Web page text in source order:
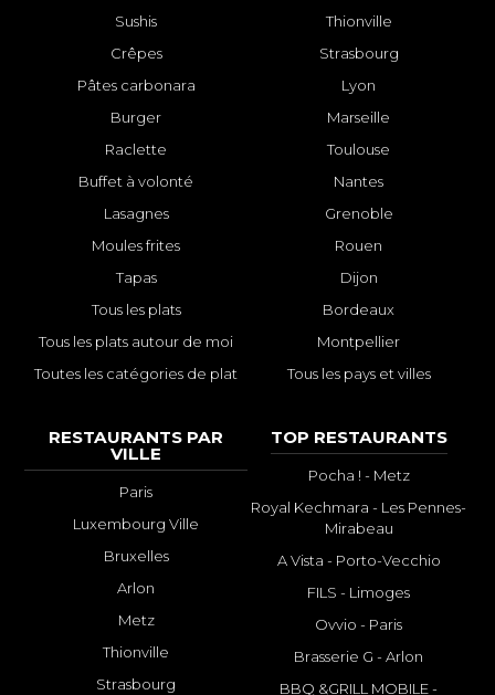
Sushis
Crêpes
Pâtes carbonara
Burger
Raclette
Buffet à volonté
Lasagnes
Moules frites
Tapas
Tous les plats
Tous les plats autour de moi
Toutes les catégories de plat
Thionville
Strasbourg
Lyon
Marseille
Toulouse
Nantes
Grenoble
Rouen
Dijon
Bordeaux
Montpellier
Tous les pays et villes
RESTAURANTS PAR
VILLE
Paris
Luxembourg Ville
Bruxelles
Arlon
Metz
Thionville
Strasbourg
TOP RESTAURANTS
Pocha ! - Metz
Royal Kechmara - Les Pennes-
Mirabeau
A Vista - Porto-Vecchio
FILS - Limoges
Ovvio - Paris
Brasserie G - Arlon
BBQ &GRILL MOBILE -